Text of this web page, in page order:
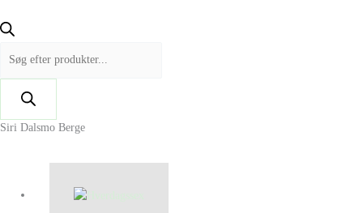
Siri Dalsmo Berge